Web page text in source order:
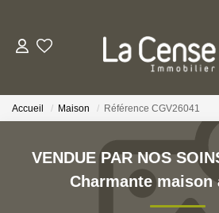
NOS
Accueil Maison Référence CGV26041
VENDUE PAR NOS
Charmante maison